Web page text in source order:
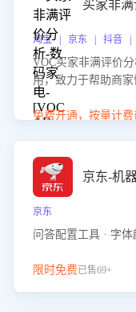
续提升。
买家非
淘宝 | 京东 | 抖音 |
VOC买家非满评价
用，致力于帮助商
产品可自动识别非
客服原因或其它部门
改，有效提升客户
免费开通，按量计费
京东-机
京东
问答配置工具 · 字
限时免费已售69+